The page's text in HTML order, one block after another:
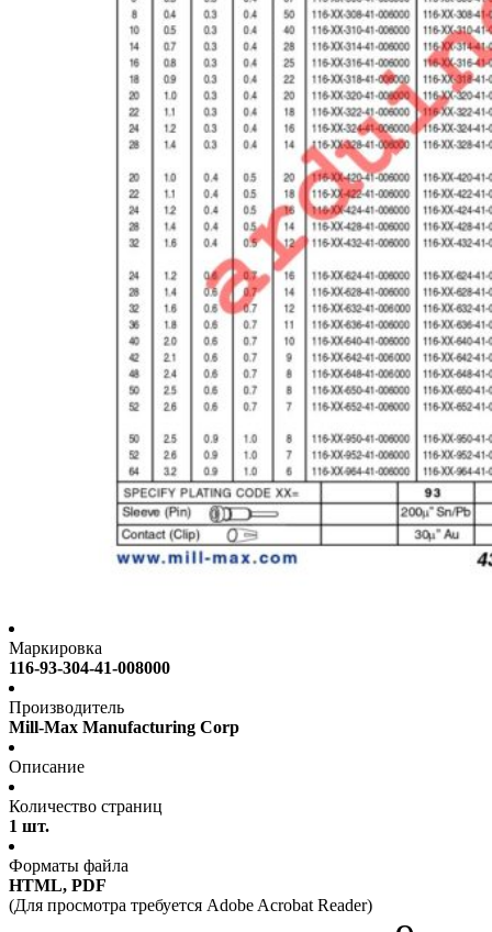
Маркировка
116-93-304-41-008000
Производитель
Mill-Max Manufacturing Corp
Описание
Количество страниц
1 шт.
Форматы файла
HTML, PDF
(Для просмотра требуется Adobe Acrobat Reader)